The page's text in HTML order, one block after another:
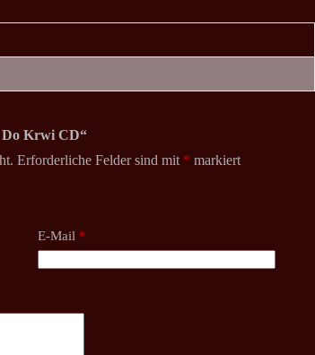
Do Krwi CD“
Erforderliche Felder sind mit * markiert
E-Mail *